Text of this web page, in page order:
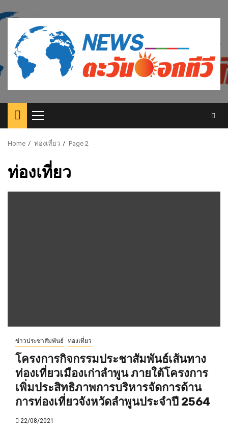
to
content
Primary
Menu
Home ท่องเที่ยว Page 2
ท่องเที่ยว
ข่าวประชาสัมพันธ์ ท่องเที่ยว
โครงการกิจกรรมประชาสัมพันธ์เส้นทาง
ท่องเที่ยวเมืองเก่าลำพูน ภายใต้โครงการ
เพิ่มประสิทธิภาพการบริหารจัดการด้าน
การท่องเที่ยวจังหวัดลำพูนประจำปี 2564
22/08/2021